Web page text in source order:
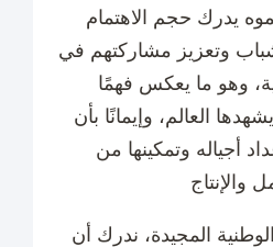
يدرك حجم الاهتمام
وتعزيز مشاركتهم في
وهو ما يعكس فهمًا
العالم، وإيمانًا بأن
أجياله وتمكينها من
المجيدة، ندرك أن